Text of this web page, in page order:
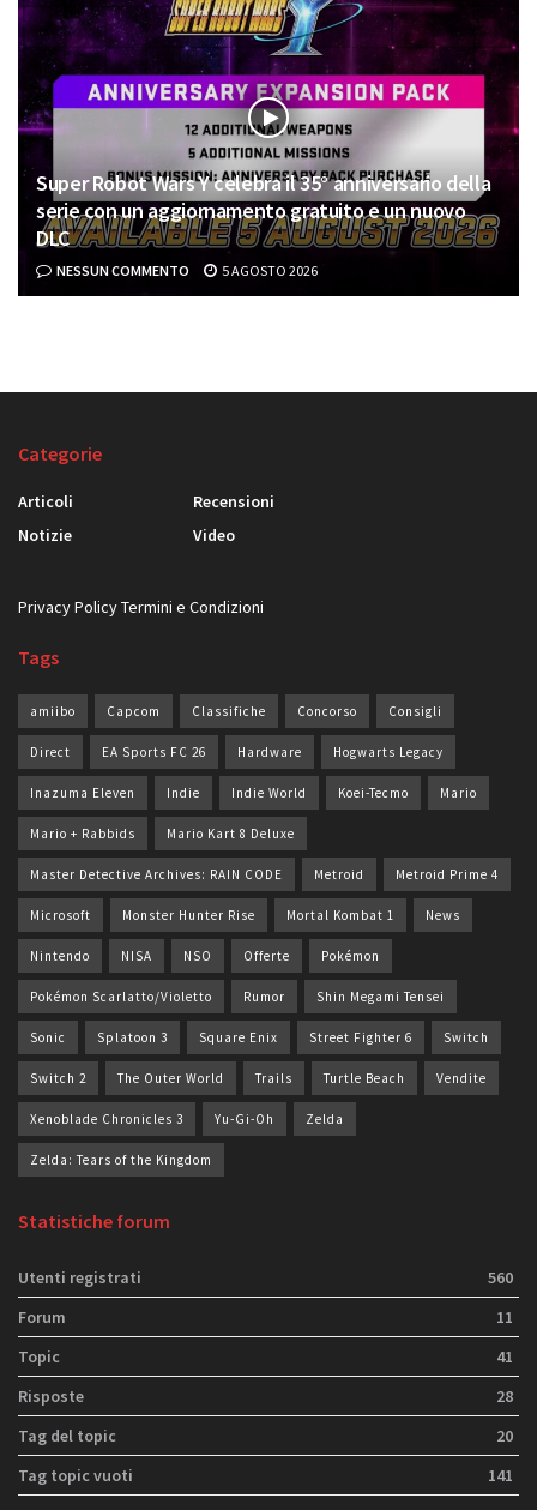
Super Robot Wars Y celebra il 35° anniversario della
serie con un aggiornamento gratuito e un nuovo
DLC
NESSUN COMMENTO 5 AGOSTO 2026
Categorie
Articoli
Notizie
Recensioni
Video
Privacy PolicyTermini e Condizioni
Tags
amiibo Capcom Classifiche Concorso Consigli
Direct EA Sports FC 26 Hardware Hogwarts Legacy
Inazuma Eleven Indie Indie World Koei-Tecmo Mario
Mario + Rabbids Mario Kart 8 Deluxe
Master Detective Archives: RAIN CODE Metroid Metroid Prime 4
Microsoft Monster Hunter Rise Mortal Kombat 1 News
Nintendo NISA NSO Offerte Pokémon
Pokémon Scarlatto/Violetto Rumor Shin Megami Tensei
Sonic Splatoon 3 Square Enix Street Fighter 6 Switch
Switch 2 The Outer World Trails Turtle Beach Vendite
Xenoblade Chronicles 3 Yu-Gi-Oh Zelda
Zelda: Tears of the Kingdom
Statistiche forum
Utenti registrati
560
Forum
11
Topic
41
Risposte
28
Tag del topic
20
Tag topic vuoti
141